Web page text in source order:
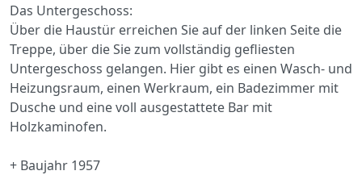
Das Untergeschoss:
Über die Haustür erreichen Sie auf der linken Seite die
Treppe, über die Sie zum vollständig gefliesten
Untergeschoss gelangen. Hier gibt es einen Wasch- und
Heizungsraum, einen Werkraum, ein Badezimmer mit
Dusche und eine voll ausgestattete Bar mit
Holzkaminofen.
+ Baujahr 1957